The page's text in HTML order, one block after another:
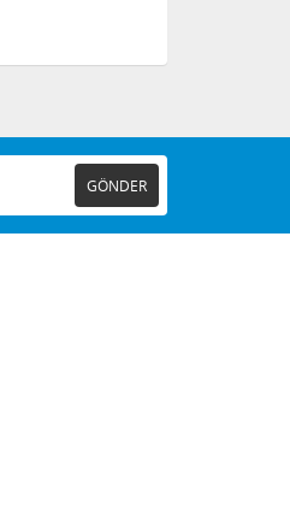
GÖNDER